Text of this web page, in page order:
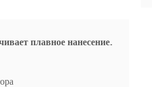
плавное нанесение.